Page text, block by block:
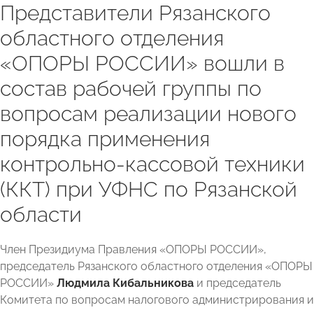
Представители Рязанского
областного отделения
«ОПОРЫ РОССИИ» вошли в
состав рабочей группы по
вопросам реализации нового
порядка применения
контрольно-кассовой техники
(ККТ) при УФНС по Рязанской
области
Член Президиума Правления «ОПОРЫ РОССИИ»,
председатель Рязанского областного отделения «ОПОРЫ
РОССИИ» Людмила Кибальникова и председатель
Комитета по вопросам налогового администрирования и